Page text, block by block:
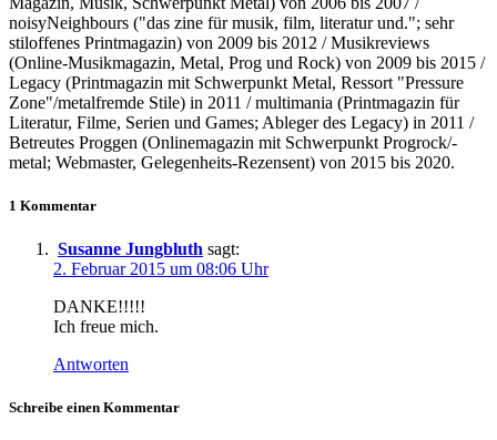
noisyNeighbours ("das zine für musik, film, literatur und."; sehr
stiloffenes Printmagazin) von 2009 bis 2012 / Musikreviews
(Online-Musikmagazin, Metal, Prog und Rock) von 2009 bis 2015 /
Legacy (Printmagazin mit Schwerpunkt Metal, Ressort "Pressure
Zone"/metalfremde Stile) in 2011 / multimania (Printmagazin für
Literatur, Filme, Serien und Games; Ableger des Legacy) in 2011 /
Betreutes Proggen (Onlinemagazin mit Schwerpunkt Progrock/-
metal; Webmaster, Gelegenheits-Rezensent) von 2015 bis 2020.
1 Kommentar
Susanne Jungbluth sagt:
2. Februar 2015 um 08:06 Uhr
DANKE!!!!!
Ich freue mich.
Antworten
Schreibe einen Kommentar